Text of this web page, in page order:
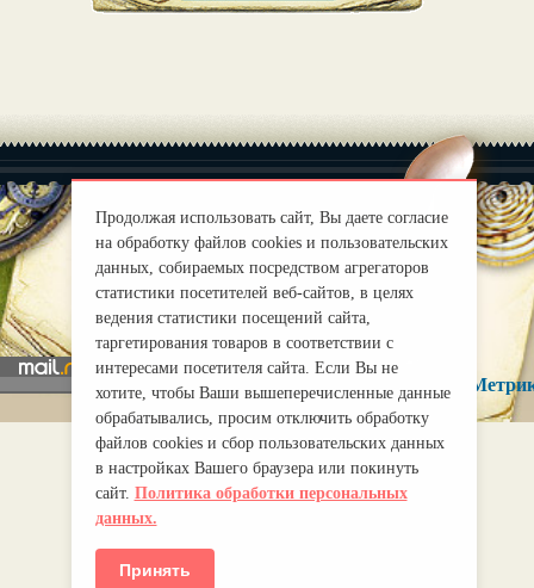
О нас |
Правила
mirprognoz@mail.ru
Продолжая использовать сайт, Вы даете согласие
на обработку файлов cookies и пользовательских
данных, собираемых посредством агрегаторов
статистики посетителей веб-сайтов, в целях
ведения статистики посещений сайта,
таргетирования товаров в соответствии с
интересами посетителя сайта. Если Вы не
хотите, чтобы Ваши вышеперечисленные данные
обрабатывались, просим отключить обработку
файлов cookies и сбор пользовательских данных
в настройках Вашего браузера или покинуть
сайт. Политика обработки персональных
данных.
Принять